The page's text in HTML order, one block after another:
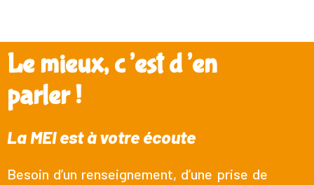
Le mieux, c’est d’en
parler !
La MEI est à votre écoute
Besoin d’un renseignement, d’une prise de